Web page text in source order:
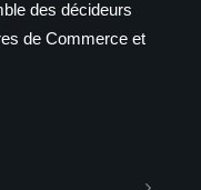
des décideurs
de Commerce et